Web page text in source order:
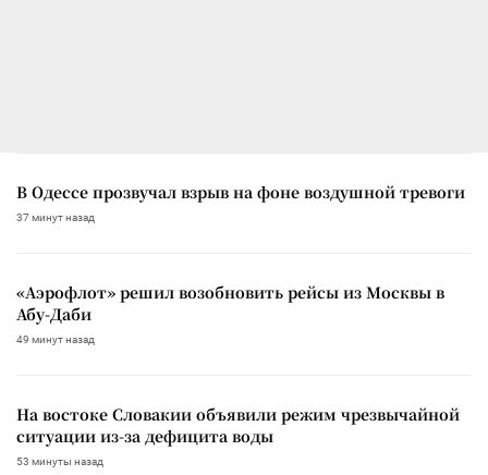
В Одессе прозвучал взрыв на фоне воздушной тревоги
37 минут назад
«Аэрофлот» решил возобновить рейсы из Москвы в
Абу-Даби
49 минут назад
На востоке Словакии объявили режим чрезвычайной
ситуации из-за дефицита воды
53 минуты назад